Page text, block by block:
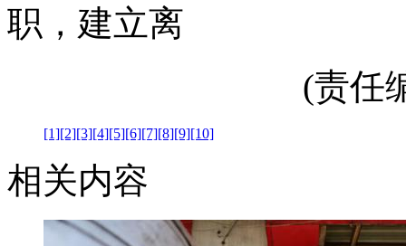
职，建立离
(责任
[1][2][3][4][5][6][7][8][9][10]
相关内容